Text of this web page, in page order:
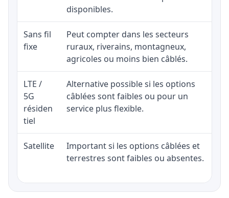
disponibles.
Sans fil
fixe
Peut compter dans les secteurs
ruraux, riverains, montagneux,
agricoles ou moins bien câblés.
LTE /
5G
résiden
tiel
Alternative possible si les options
câblées sont faibles ou pour un
service plus flexible.
Satellite
Important si les options câblées et
terrestres sont faibles ou absentes.